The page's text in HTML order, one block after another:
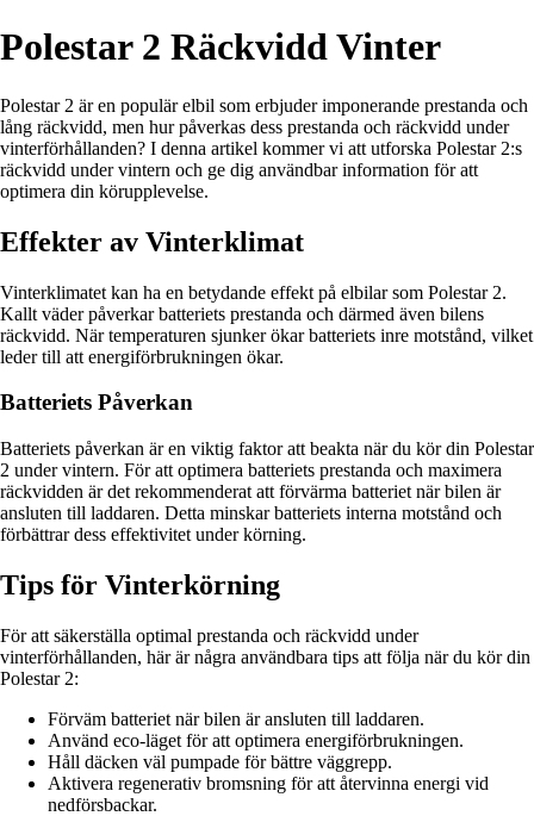
Polestar 2 Räckvidd Vinter
Polestar 2 är en populär elbil som erbjuder imponerande prestanda och
lång räckvidd, men hur påverkas dess prestanda och räckvidd under
vinterförhållanden? I denna artikel kommer vi att utforska Polestar 2:s
räckvidd under vintern och ge dig användbar information för att
optimera din körupplevelse.
Effekter av Vinterklimat
Vinterklimatet kan ha en betydande effekt på elbilar som Polestar 2.
Kallt väder påverkar batteriets prestanda och därmed även bilens
räckvidd. När temperaturen sjunker ökar batteriets inre motstånd, vilket
leder till att energiförbrukningen ökar.
Batteriets Påverkan
Batteriets påverkan är en viktig faktor att beakta när du kör din Polestar
2 under vintern. För att optimera batteriets prestanda och maximera
räckvidden är det rekommenderat att förvärma batteriet när bilen är
ansluten till laddaren. Detta minskar batteriets interna motstånd och
förbättrar dess effektivitet under körning.
Tips för Vinterkörning
För att säkerställa optimal prestanda och räckvidd under
vinterförhållanden, här är några användbara tips att följa när du kör din
Polestar 2:
Förväm batteriet när bilen är ansluten till laddaren.
Använd eco-läget för att optimera energiförbrukningen.
Håll däcken väl pumpade för bättre väggrepp.
Aktivera regenerativ bromsning för att återvinna energi vid
nedförsbackar.